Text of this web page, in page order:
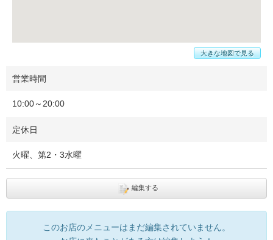
大きな地図で見る
営業時間
10:00～20:00
定休日
火曜、第2・3水曜
編集する
このお店のメニューはまだ編集されていません。